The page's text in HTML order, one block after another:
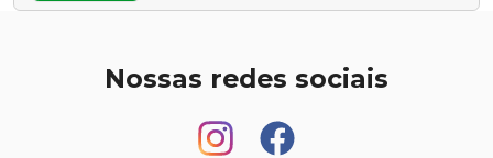
Nossas redes sociais